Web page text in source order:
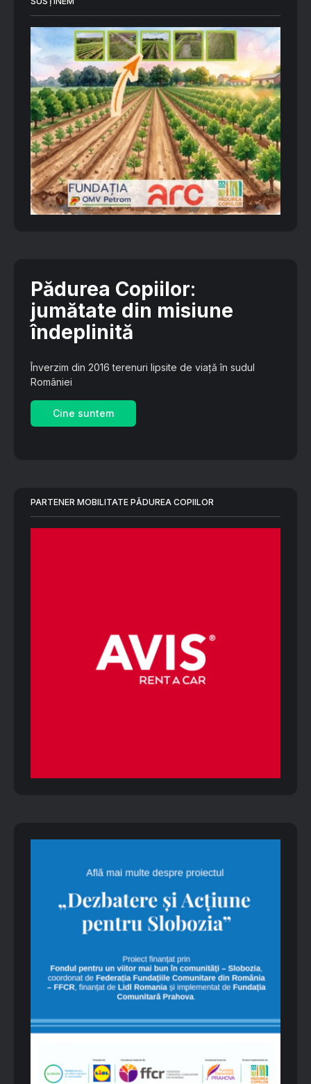
Pădurea Copiilor:
jumătate din misiune
îndeplinită
Înverzim din 2016 terenuri lipsite de viață în sudul
României
Cine suntem
PARTENER MOBILITATE PĂDUREA COPIILOR